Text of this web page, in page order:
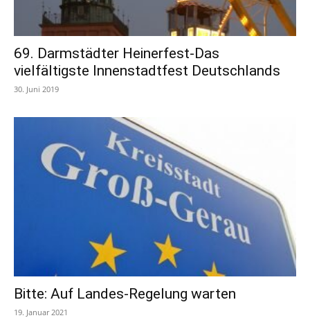
69. Darmstädter Heinerfest-Das
vielfältigste Innenstadtfest Deutschlands
30. Juni 2019
Bitte: Auf Landes-Regelung warten
19. Januar 2021